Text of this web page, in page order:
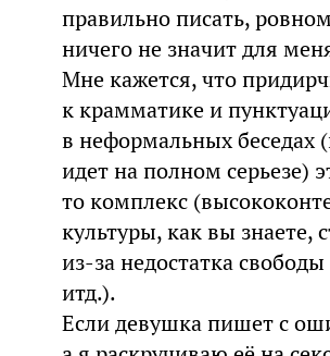
правильно писать,
ничего не значит для
Мне кажется, что
к крамматике и
в неформальных беседах
идет на полном серьезе)
то комплекс
культуры, как вы знаете,
из-за недостатка
итд.).
Если девушка пишет с